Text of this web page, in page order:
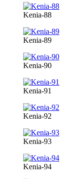
Kenia-88
Kenia-89
Kenia-90
Kenia-91
Kenia-92
Kenia-93
Kenia-94